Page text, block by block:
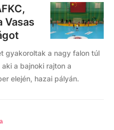
Vasas
gyakoroltak a nagy falon túl
a bajnoki rajton a
elején, hazai pályán.